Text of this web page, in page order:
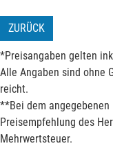
ZURÜCK
*Preisangaben gelten
Alle Angaben sind ohne
reicht.
**Bei dem
Preisempfehlung des
Mehrwertsteuer.